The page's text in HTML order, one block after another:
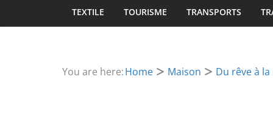
TEXTILE TOURISME TRANSPORTS
You are here:Home Maison Du rêve à